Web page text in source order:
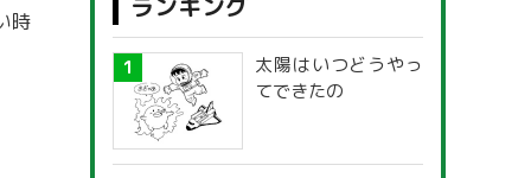
本・映画
子育て情報全般
時
太陽はいつどうやっ
てできたの